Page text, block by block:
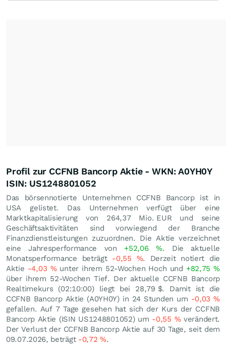
Profil zur CCFNB Bancorp Aktie - WKN: A0YH0Y
ISIN: US1248801052
Das börsennotierte Unternehmen CCFNB Bancorp ist in
USA gelistet. Das Unternehmen verfügt über eine
Marktkapitalisierung von 264,37 Mio. EUR und seine
Geschäftsaktivitäten sind vorwiegend der Branche
Finanzdienstleistungen zuzuordnen. Die Aktie verzeichnet
eine Jahresperformance von +52,06 %. Die aktuelle
Monatsperformance beträgt -0,55 %. Derzeit notiert die
Aktie -4,03 %unter ihrem 52-Wochen Hoch und +82,75%
über ihrem 52-Wochen Tief. Der aktuelle CCFNB Bancorp
Realtimekurs (02:10:00) liegt bei 28,79 $. Damit ist die
CCFNB Bancorp Aktie (A0YH0Y) in 24 Stunden um -0,03%
gefallen. Auf 7 Tage gesehen hat sich der Kurs der CCFNB
Bancorp Aktie (ISIN US1248801052) um -0,55 %verändert.
Der Verlust der CCFNB Bancorp Aktie auf 30 Tage, seit dem
09.07.2026, beträgt -0,72%.